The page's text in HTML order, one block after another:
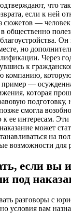
что
если к ней
сюжетов —
общественно
но
Через
к
компанию,
пример —
которая
подготовку,
смогла
к ее интересам. Эти
может
на
возможности для
если вы
под
разговоры с
условия вам